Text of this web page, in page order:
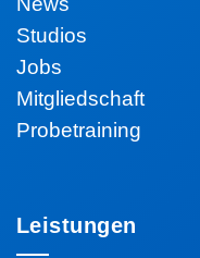
Studios
Jobs
Mitgliedschaft
Probetraining
Leistungen